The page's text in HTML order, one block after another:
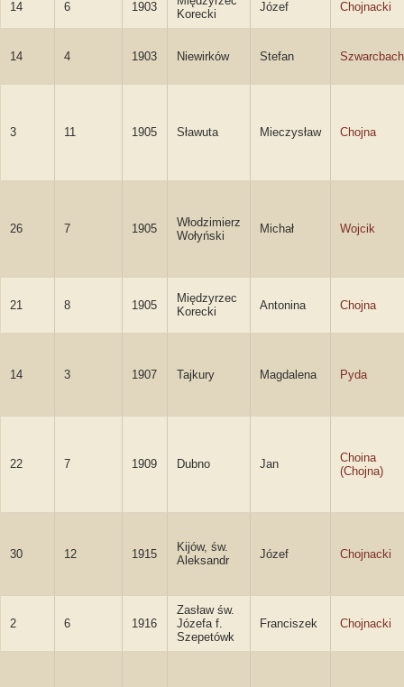
14 6 1903
Korecki
Józef Chojnacki
14 4 1903 Niewirków Stefan Szwarcbach
3 11 1905 Sławuta Mieczysław Chojna
26 7 1905
Włodzimierz
Wołyński
Michał Wojcik
21 8 1905
Międzyrzec
Korecki
Antonina Chojna
14 3 1907 Tajkury Magdalena Pyda
22 7 1909 Dubno Jan
Choina
(Chojna)
30 12 1915
Kijów, św.
Aleksandr
Józef Chojnacki
2 6 1916
Zasław św.
Józefa f.
Szepetówk
Franciszek Chojnacki